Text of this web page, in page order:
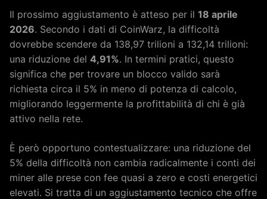
Il prossimo aggiustamento è atteso per il 18 aprile
2026. Secondo i dati di CoinWarz, la difficoltà
dovrebbe scendere da 138,97 trilioni a 132,14 trilioni:
una riduzione del 4,91%. In termini pratici, questo
significa che per trovare un blocco valido sarà
richiesta circa il 5% in meno di potenza di calcolo,
migliorando leggermente la profittabilità di chi è già
attivo nella rete.
È però opportuno contestualizzare: una riduzione del
5% della difficoltà non cambia radicalmente i conti dei
miner alle prese con fee quasi a zero e costi energetici
elevati. Si tratta di un aggiustamento tecnico che offre